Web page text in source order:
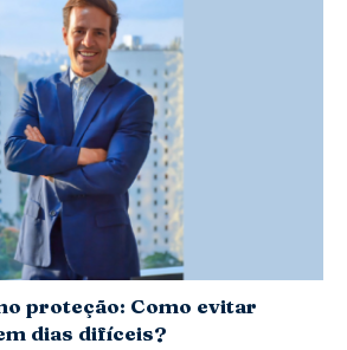
proteção: Como evitar
dias difíceis?